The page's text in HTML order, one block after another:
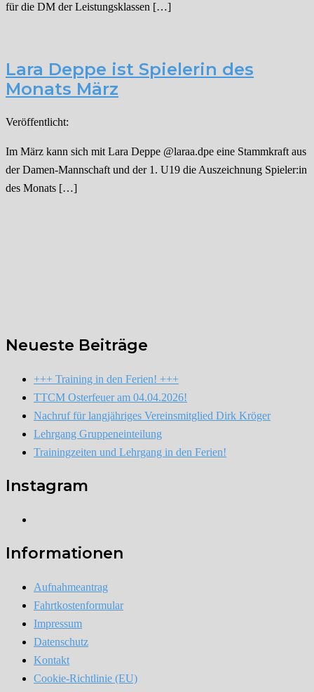
für die DM der Leistungsklassen […]
Lara Deppe ist Spielerin des
Monats März
Veröffentlicht:
Im März kann sich mit Lara Deppe @laraa.dpe eine Stammkraft aus
der Damen-Mannschaft und der 1. U19 die Auszeichnung Spieler:in
des Monats […]
Neueste Beiträge
+++ Training in den Ferien! +++
TTCM Osterfeuer am 04.04.2026!
Nachruf für langjähriges Vereinsmitglied Dirk Kröger
Lehrgang Gruppeneinteilung
Trainingzeiten und Lehrgang in den Ferien!
Instagram
Informationen
Aufnahmeantrag
Fahrtkostenformular
Impressum
Datenschutz
Kontakt
Cookie-Richtlinie (EU)